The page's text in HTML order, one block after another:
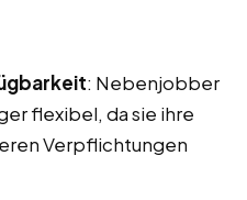
: Nebenjobber
flexibel, da sie ihre
Verpflichtungen